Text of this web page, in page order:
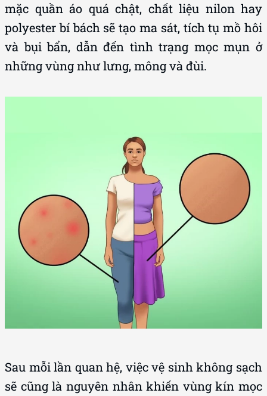
mặc quần áo quá chật, chất liệu nilon hay
polyester bí bách sẽ tạo ma sát, tích tụ mồ hôi
và bụi bẩn, dẫn đến tình trạng mọc mụn ở
những vùng như lưng, mông và đùi.
Sau mỗi lần quan hệ, việc vệ sinh không sạch
sẽ cũng là nguyên nhân khiến vùng kín mọc